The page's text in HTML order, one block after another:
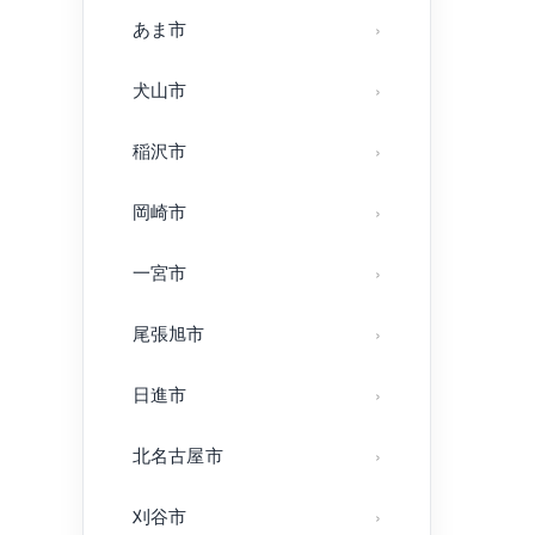
あま市
犬山市
稲沢市
岡崎市
一宮市
尾張旭市
日進市
北名古屋市
刈谷市